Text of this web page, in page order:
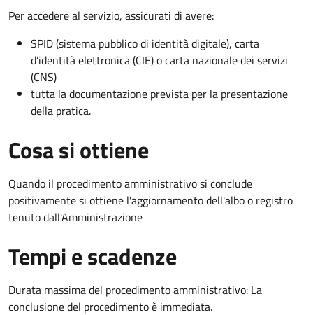
Per accedere al servizio, assicurati di avere:
SPID (sistema pubblico di identità digitale), carta
d’identità elettronica (CIE) o carta nazionale dei servizi
(CNS)
tutta la documentazione prevista per la presentazione
della pratica.
Cosa si ottiene
Quando il procedimento amministrativo si conclude
positivamente si ottiene l'aggiornamento dell'albo o registro
tenuto dall'Amministrazione
Tempi e scadenze
Durata massima del procedimento amministrativo: La
conclusione del procedimento è immediata.